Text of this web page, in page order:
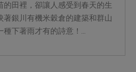
的田裡，卻讓人感受到春天的生
著銀川有機米穀倉的建築和群山
下著雨才有的詩意！...